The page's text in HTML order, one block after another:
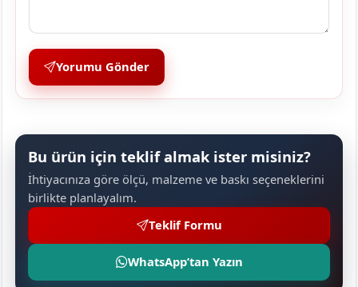
Yorumu Gönder
Bu ürün için teklif almak ister misiniz?
İhtiyacınıza göre ölçü, malzeme ve baskı seçeneklerini
birlikte planlayalım.
Teklif Formu
WhatsApp’tan Yazın